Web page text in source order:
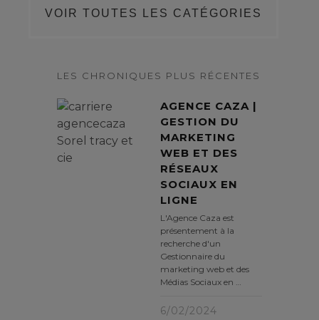
VOIR TOUTES LES CATÉGORIES
LES CHRONIQUES PLUS RÉCENTES
AGENCE CAZA |
GESTION DU
MARKETING
WEB ET DES
RÉSEAUX
SOCIAUX EN
LIGNE
L'Agence Caza est
présentement à la
recherche d'un
Gestionnaire du
marketing web et des
Médias Sociaux en …
6/02/2024